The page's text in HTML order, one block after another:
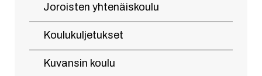
Joroisten yhtenäiskoulu
Koulukuljetukset
Kuvansin koulu